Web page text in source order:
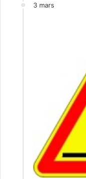
3 mars